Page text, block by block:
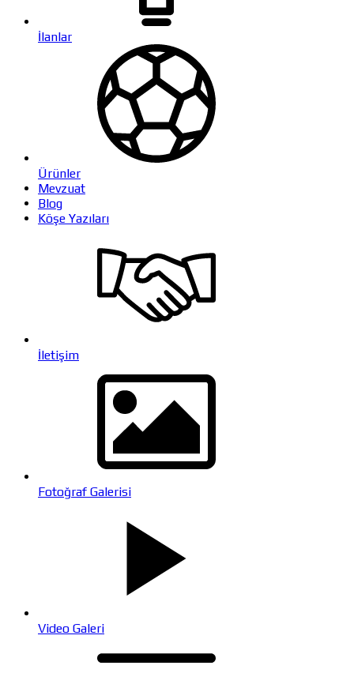
İlanlar
Ürünler
Mevzuat
Blog
Köşe Yazıları
İletişim
Fotoğraf Galerisi
Video Galeri